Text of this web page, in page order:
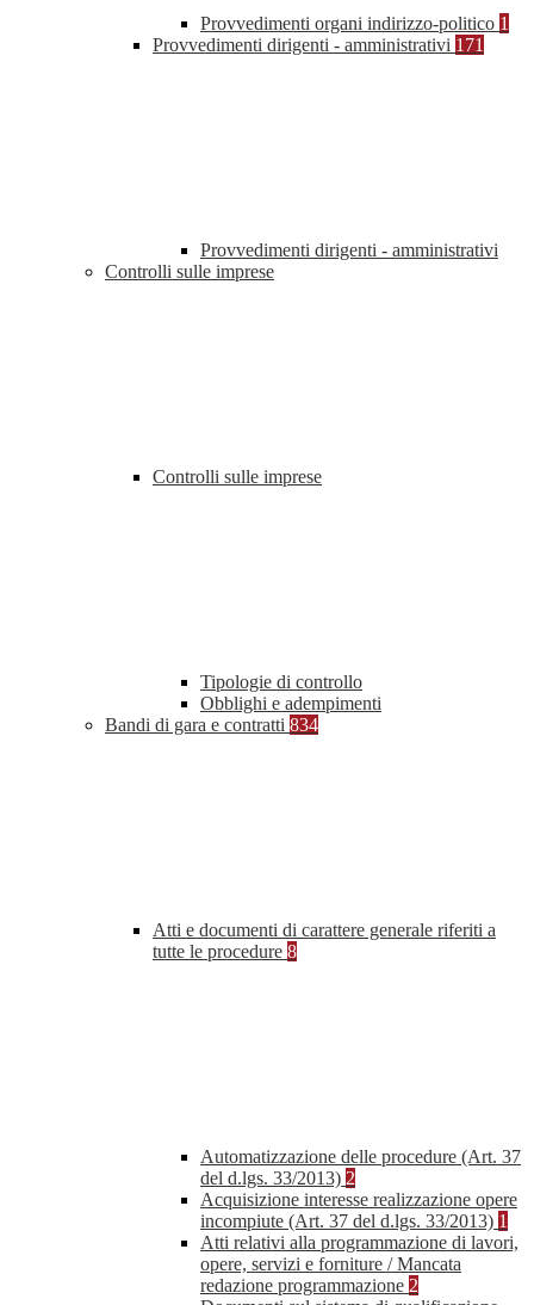
Provvedimenti organi indirizzo-politico 1
Provvedimenti dirigenti - amministrativi 171
Provvedimenti dirigenti - amministrativi
Controlli sulle imprese
Controlli sulle imprese
Tipologie di controllo
Obblighi e adempimenti
Bandi di gara e contratti 834
Atti e documenti di carattere generale riferiti a
tutte le procedure 8
Automatizzazione delle procedure (Art. 37
del d.lgs. 33/2013) 2
Acquisizione interesse realizzazione opere
incompiute (Art. 37 del d.lgs. 33/2013) 1
Atti relativi alla programmazione di lavori,
opere, servizi e forniture / Mancata
redazione programmazione 2